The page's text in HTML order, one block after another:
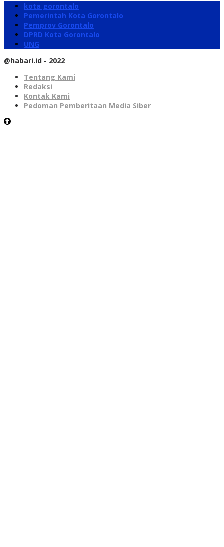
kota gorontalo
Pemerintah Kota Gorontalo
Pemprov Gorontalo
DPRD Kota Gorontalo
UNG
@habari.id - 2022
Tentang Kami
Redaksi
Kontak Kami
Pedoman Pemberitaan Media Siber